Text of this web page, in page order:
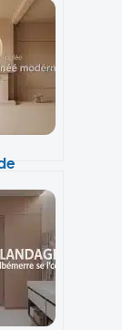
3
en